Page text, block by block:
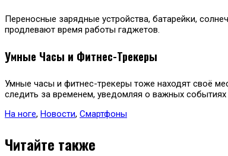
Переносные зарядные устройства, батарейки,
продлевают время работы гаджетов.
Умные Часы и Фитнес-Трекеры
Умные часы и фитнес-трекеры тоже находят своё
следить за временем, уведомляя о важных событиях
На ноге, Новости, Смартфоны
Читайте также